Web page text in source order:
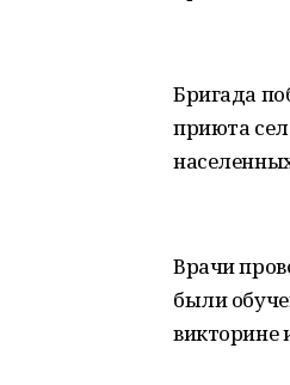
Бригада
приюта
Врачи
были
викторине